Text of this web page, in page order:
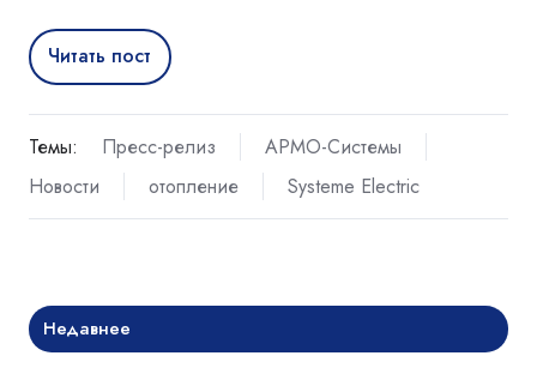
Читать пост
Темы: Пресс-релиз
АРМО-Системы
Новости
отопление Systeme Electric
Недавнее